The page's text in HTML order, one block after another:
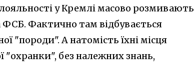
у Кремлі масово розмивають
ФСБ. Фактично там відбувається
"породи". А натомість їхні місця
"охранки", без належних знань,